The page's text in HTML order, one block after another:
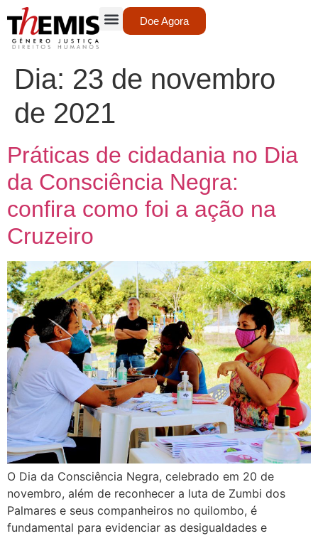
Doe Agora
Dia: 23 de novembro
de 2021
Práticas de cidadania no Dia
da Consciência Negra:
confira como foi a ação na
Cruzeiro
O Dia da Consciência Negra, celebrado em 20 de
novembro, além de reconhecer a luta de Zumbi dos
Palmares e seus companheiros no quilombo, é
fundamental para evidenciar as desigualdades e